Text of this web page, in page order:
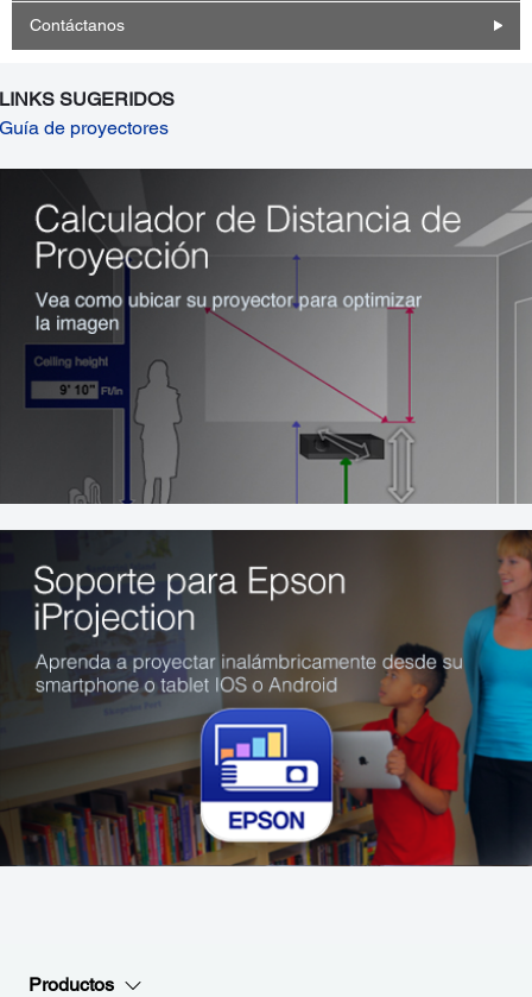
Contáctanos
LINKS SUGERIDOS
Guía de proyectores
Productos